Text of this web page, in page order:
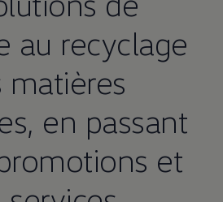
au recyclage
matières
en passant
et